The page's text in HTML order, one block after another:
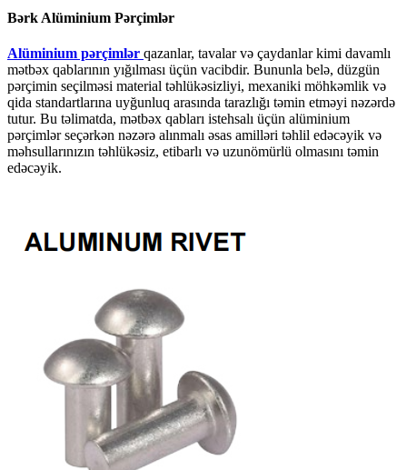
Bərk Alüminium Pərçimlər
Alüminium pərçimlər qazanlar, tavalar və çaydanlar kimi davamlı
mətbəx qablarının yığılması üçün vacibdir. Bununla belə, düzgün
pərçimin seçilməsi material təhlükəsizliyi, mexaniki möhkəmlik və
qida standartlarına uyğunluq arasında tarazlığı təmin etməyi nəzərdə
tutur. Bu təlimatda, mətbəx qabları istehsalı üçün alüminium
pərçimlər seçərkən nəzərə alınmalı əsas amilləri təhlil edəcəyik və
məhsullarınızın təhlükəsiz, etibarlı və uzunömürlü olmasını təmin
edəcəyik.